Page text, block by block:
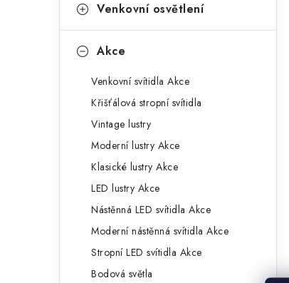
Venkovní osvětlení
Akce
Venkovní svítidla Akce
Křišťálová stropní svítidla
Vintage lustry
Moderní lustry Akce
Klasické lustry Akce
LED lustry Akce
Nástěnná LED svítidla Akce
Moderní nástěnná svítidla Akce
Stropní LED svítidla Akce
Bodová světla